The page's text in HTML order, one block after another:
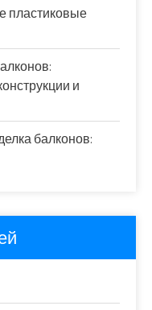
пластиковые
и
балконов: